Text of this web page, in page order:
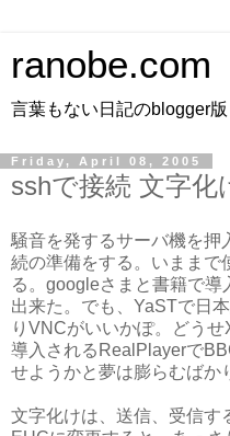
ranobe.com
言葉もない日記のblogger版
Friday, April 08, 2005
sshで接続 文字化
騒音を発するサーバ機を押
続の準備をする。いままで
る。googleさまと書籍で
出来た。でも、YaSTで日
りVNCがいいかぽ。どう
導入されるRealPlayerで
せようかと夢は膨らむばか
文字化けは、送信、受信す